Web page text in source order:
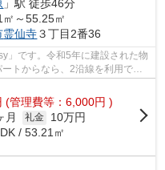
」駅 徒歩46分
～55.25㎡
霊仙寺３丁目2番36
」です。令和5年に建設された物
トからなら、2沿線を利用でき
(管理費等：6,000円 )
月 礼金
10万円
/ 53.21㎡